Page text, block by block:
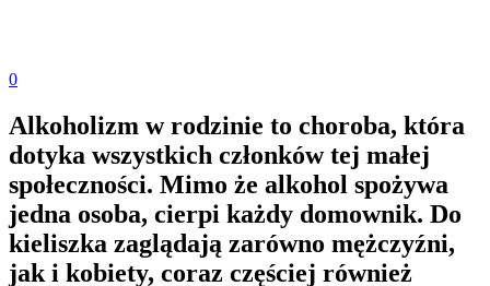
0
Alkoholizm w rodzinie to choroba, która
dotyka wszystkich członków tej małej
społeczności. Mimo że alkohol spożywa
jedna osoba, cierpi każdy domownik. Do
kieliszka zaglądają zarówno mężczyźni,
jak i kobiety, coraz częściej również